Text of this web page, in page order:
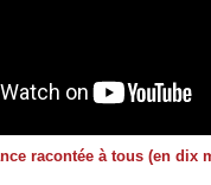
racontée à tous (en dix